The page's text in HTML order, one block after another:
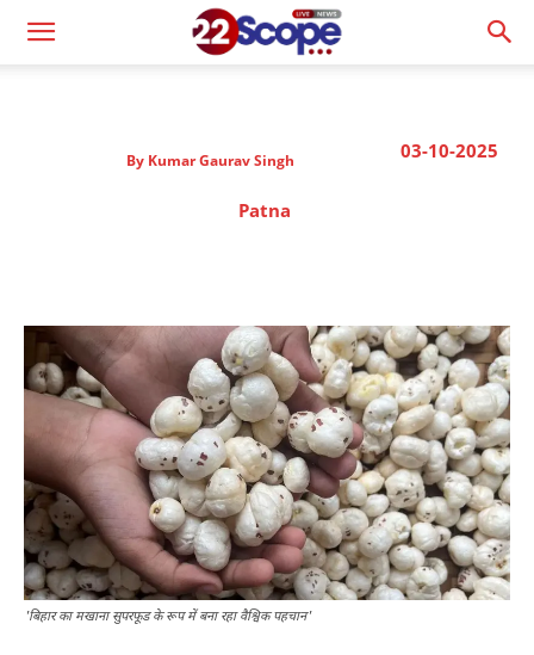
03-10-2025
By Kumar Gaurav Singh
Patna
'बिहार का मखाना सुपरफूड के रूप में बना रहा वैश्विक पहचान'